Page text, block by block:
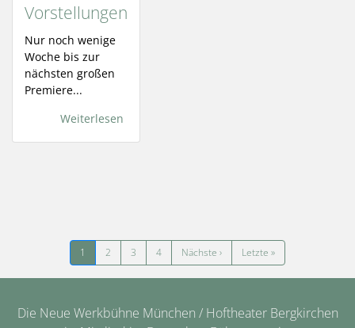
Vorstellungen
Nur noch wenige
Woche bis zur
nächsten großen
Premiere...
Weiterlesen
Seitennummerierung
1 2 3 4 Nächste ›Nächste Seite
Letzte »Letzte Seite
Die Neue Werkbühne München / Hoftheater Bergkirchen